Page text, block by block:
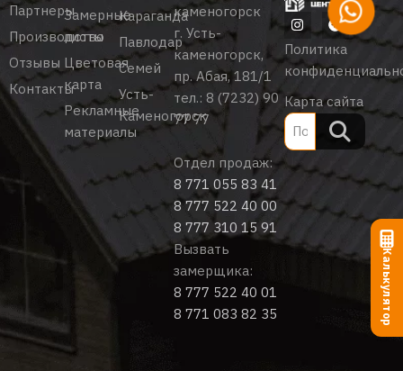
Партнеры
Производство
Отзывы
Контакты
Замерные
листы
Цветовая
карта
Рекламные
материалы
Караганда
Павлодар
Семей
Усть-
Каменогорск
каменогорск
г. Усть-
каменогорск,
пр. Абая, 181/1
тел.: 8 (7232) 90
77 77
Отдел продаж:
8 771 055 83 41
8 777 522 40 00
8 777 310 15 91
Вызвать
замерщика:
8 777 522 40 01
8 771 083 82 35
Политика
Карта сайта
Калькулятор